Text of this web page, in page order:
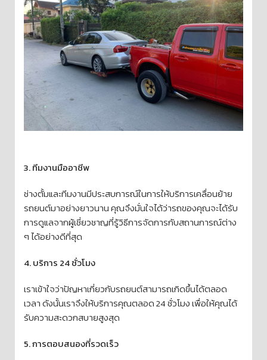
3. ทีมงานมืออาชีพ
ช่างตั้มและทีมงานมีประสบการณ์ในการให้บริการเคลื่อนย้าย
รถยนต์มาอย่างยาวนาน คุณจึงมั่นใจได้ว่ารถของคุณจะได้รับ
การดูแลจากผู้เชี่ยวชาญที่รู้วิธีการจัดการกับสถานการณ์ต่าง
ๆ ได้อย่างดีที่สุด
4. บริการ 24 ชั่วโมง
เราเข้าใจว่าปัญหาเกี่ยวกับรถยนต์สามารถเกิดขึ้นได้ตลอด
เวลา ดังนั้นเราจึงให้บริการคุณตลอด 24 ชั่วโมง เพื่อให้คุณได้
รับความสะดวกสบายสูงสุด
5. การตอบสนองที่รวดเร็ว